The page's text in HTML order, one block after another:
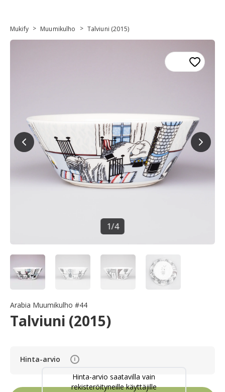
Mukify > Muumikulho > Talviuni (2015)
1/4
Arabia Muumikulho #44
Talviuni (2015)
Hinta-arvio i
Hinta-arvio saatavilla vain
rekisteröityneille käyttäjille